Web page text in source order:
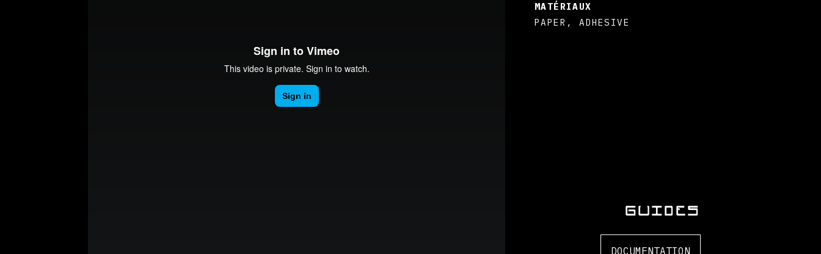
MATÉRIAUX
PAPER, ADHESIVE
GUIDES
DOCUMENTATION